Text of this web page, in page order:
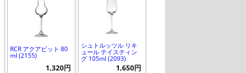
RCR アクアビット 80
ml (2155)
1,320円
シュトルッツル リキ
ュール テイスティン
グ 105ml (2093)
1,650円